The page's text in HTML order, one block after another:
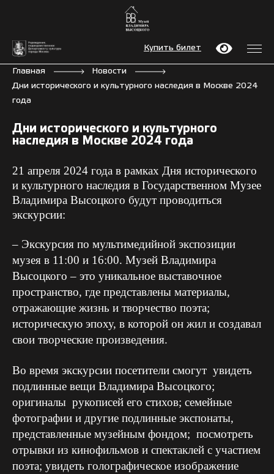
Купить билет
Главная
Новости
Дни исторического и культурного наследия в Москве 2024
года
Дни исторического и культурного
наследия в Москве 2024 года
21 апреля 2024 года в рамках Дня исторического
и культурного наследия в Государственном Музее
Владимира Высоцкого будут проводиться
экскурсии:
– Экскурсия по мультимедийной экспозиции
музея в 11:00 и 16:00. Музей Владимира
Высоцкого – это уникальное выставочное
пространство, где представлены материалы,
отражающие жизнь и творчество поэта;
историческую эпоху, в которой он жил и создавал
свои творческие произведения.
Во время экскурсии посетители смогут увидеть
подлинные вещи Владимира Высоцкого;
оригиналы рукописей его стихов; семейные
фотографии и другие подлинные экспонаты,
представленные музейным фондом; посмотреть
отрывки из кинофильмов и спектаклей с участием
поэта; увидеть голографическое изображение